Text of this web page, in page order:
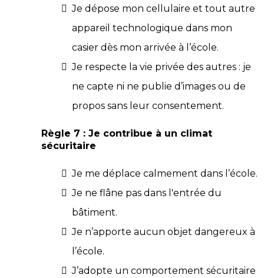
Je dépose mon cellulaire et tout autre
appareil technologique dans mon
casier dès mon arrivée à l’école.
Je respecte la vie privée des autres : je
ne capte ni ne publie d’images ou de
propos sans leur consentement.
Règle 7 : Je contribue à un climat
sécuritaire
Je me déplace calmement dans l’école.
Je ne flâne pas dans l'entrée du
bâtiment.
Je n’apporte aucun objet dangereux à
l’école.
J’adopte un comportement sécuritaire